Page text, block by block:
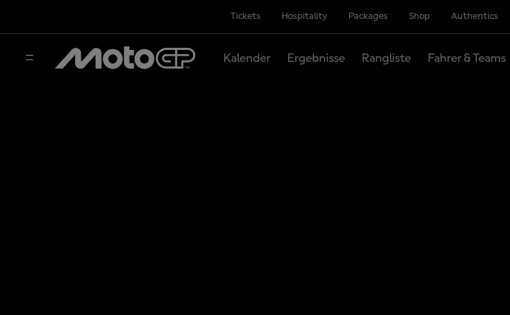
Tickets Hospitality Packages Shop Authentics
Kalender Ergebnisse Rangliste Fahrer & Teams